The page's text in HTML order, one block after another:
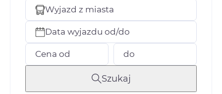
Wyjazd z miasta
Data wyjazdu od/do
Cena od do
Szukaj